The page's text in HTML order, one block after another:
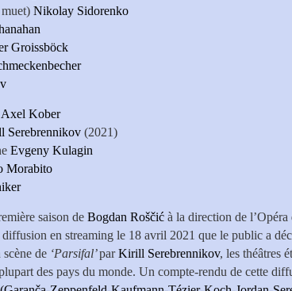
Nikolay Sidorenko
Groissböck
Axel Kober
Serebrennikov (2021)
Evgeny Kulagin
Morabito
saison de Bogdan Roščić à la direction de l’Opéra
diffusion en streaming le 18 avril 2021 que le public a
de ‘Parsifal’parKirill Serebrennikov, les théâtres
des pays du monde. Un compte-rendu de cette